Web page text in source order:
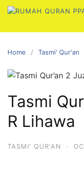
Skip
content
Home Tasmi' Qur'an
Tasmi
R Lihawa
TASMI' QUR'AN ·